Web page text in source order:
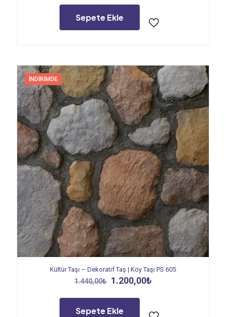
1.440,00₺.
Sepete Ekle
İNDIRIMDE
Kültür Taşı – Dekoratif Taş | Köy Taşı PS 605
1.440,00₺ Orijinal
1.440,00₺.
1.200,00₺
Sepete Ekle